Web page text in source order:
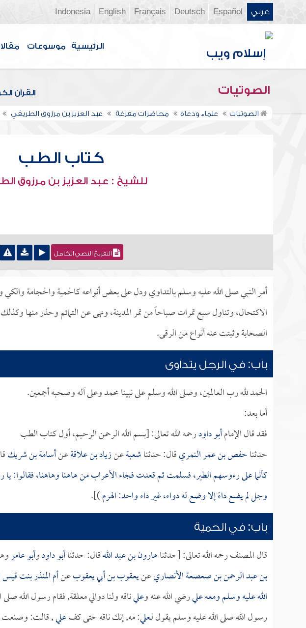
عربي Español
Deutsch
Français
English
Indonesia
الرئيسية موسوعات
الصوتيات القرآن
الصوتيات علماء ودعاة محاضرات مفرغة عبد العزيز بن مرزوق الطريفي
كتاب الطب
للشيخ : عبد العزيز بن مرزوق
التفريغ النصي الكامل
أمر النبي صلى الله عليه وسلم بالتداوي ودل على بعض أنواعه كالحمية والحجامة
الاكتحال، وتناول سبع تمرات صباحاً من تمر المدينة، ونهى عن التمائم وحذر منها
الصحابة وثبتت عنه أنواع من الرقى.
باب: في الرجل يتداوى
الحمد لله رب العالمين، وصلى الله وسلم على نبينا محمد وعلى آله وصحبه أجمعين.
أما بعد:
فقد قال الإمامأبو داودرحمه الله تعالى: [بسم الله الرحمن الرحيم، أول كتاب الطب
حدثناحفص بن عمر النمريقال: حدثناشعبةعنزياد بن علاقةعنأسامة بن شريك
كأنما على رءوسهم الطير، فسلمت ثم قعدت فجاء الأعراب من هاهنا وهاهنا، فقالوا: يا
وجل لم يضع داءً إلا وضع له دواء، غير داء واحد: الهرم)].
باب: في الحمية
قال المصنف رحمه الله تعالى: [حدثناهارون بن عبد اللهقال: حدثناأبو داودوأبو عامر
بن عبد الرحمن بن صعصعة الأنصاريعنيعقوب بن أبي يعقوبعنأم المنذر بنت قيس
الله عليه وسلم ومعهعليرضي الله عنه وعليناقه ولنا دوالي معلقة, فقام رسول الله
رسول الله صلى الله عليه وسلم يقول لـعلي: مه, إنك ناقه حتى كفعلي, قالت: وصنعت